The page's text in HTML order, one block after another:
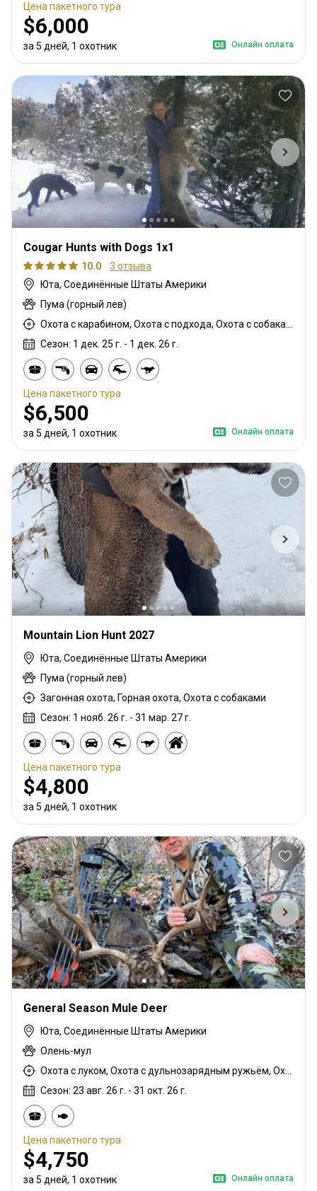
Цена пакетного тура
$6,000
за 5 дней, 1 охотник Онлайн оплата
Cougar Hunts with Dogs 1x1
10.0
3 отзыва
Юта, Соединённые Штаты Америки
Пума (горный лев)
Охота с карабином, Охота с подхода, Охота с собаками
Сезон: 1 дек. 25 г. - 1 дек. 26 г.
Цена пакетного тура
$6,500
за 5 дней, 1 охотник Онлайн оплата
Mountain Lion Hunt 2027
Юта, Соединённые Штаты Америки
Пума (горный лев)
Загонная охота, Горная охота, Охота с собаками
Сезон: 1 нояб. 26 г. - 31 мар. 27 г.
Цена пакетного тура
$4,800
за 5 дней, 1 охотник
General Season Mule Deer
Юта, Соединённые Штаты Америки
Олень-мул
Сезон: 23 авг. 26 г. - 31 окт. 26 г.
Цена пакетного тура
$4,750
за 5 дней, 1 охотник Онлайн оплата